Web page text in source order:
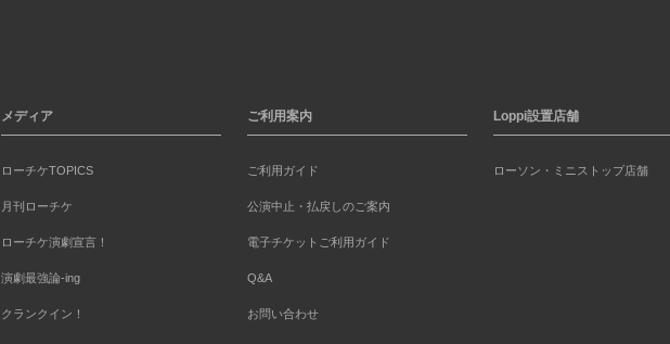
メディア
ローチケTOPICS
月刊ローチケ
ローチケ演劇宣言！
演劇最強論-ing
クランクイン！
ご利用案内
ご利用ガイド
公演中止・払戻しのご案内
電子チケットご利用ガイド
Q&A
お問い合わせ
Loppi設置店舗
ローソン・ミニストップ店舗